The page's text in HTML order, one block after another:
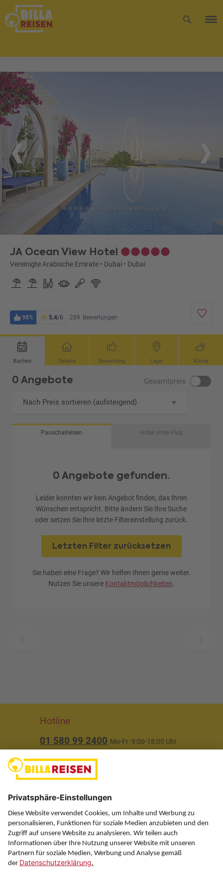
JA Ocean View Hotel
Vereinigte Arabische Emirate • Dubai • Dubai
98% 5,4/6 289 Bewertungen
Buchen Details Bewertung Lage Klima
0 Angebote Gesamtpreis
Nach Preis sortieren (aufsteigend)
Pauschalreisen Hotel ohne Flug
0 Angebote gefunden.
Leider konnten wir kein Angebot finden, das Ihren
Wünschen entspricht. Bitte ändern Sie Ihre Suche
oder setzen Sie Ihre letzte Filtereinstellung zurück.
Letzten Filter zurücksetzen
Sie haben eine Frage? Wir helfen Ihnen gerne weiter.
Nutzen Sie unsere Kontaktmöglichkeiten.
Hotline
01 580 99 2400 Mo-Fr: 9:00-18:00 Uhr
Über uns
Service
Information
Folgen Sie uns auf